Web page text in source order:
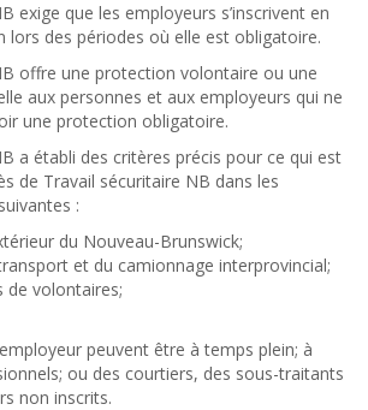
exige que les employeurs s’inscrivent en
lors des périodes où elle est obligatoire.
offre une protection volontaire ou une
aux personnes et aux employeurs qui ne
une protection obligatoire.
a établi des critères précis pour ce qui est
de Travail sécuritaire NB dans les
:
du Nouveau-Brunswick;
et du camionnage interprovincial;
de volontaires;
peuvent être à temps plein; à
ou des courtiers, des sous-traitants
non inscrits.